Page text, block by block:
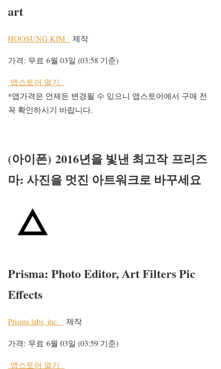
art
HOOSUNG KIM 제작
가격: 무료 6월 03일 (03:58 기준)
앱스토어 열기
*앱가격은 언제든 변경될 수 있으니 앱스토어에서 구매 전
꼭 확인하시기 바랍니다.
(아이폰) 2016년을 빛낸 최고작프리즈
마: 사진을 멋진 아트워크로 바꾸세요
Prisma: Photo Editor, Art Filters Pic
Effects
Prisma labs, inc. 제작
가격: 무료 6월 03일 (03:59 기준)
앱스토어 열기